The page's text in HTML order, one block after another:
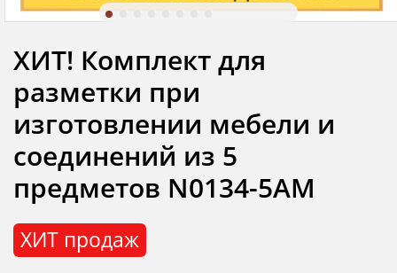
ХИТ продаж
ХИТ! Комплект для
разметки при
изготовлении мебели и
соединений из 5
предметов N0134-5AM